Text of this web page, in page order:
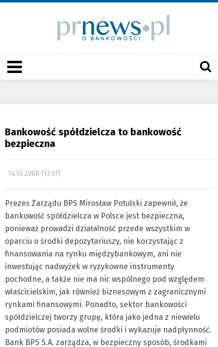
Bankowość spółdzielcza to bankowość
bezpieczna
14.10.2008 (13:57)
Prezes Zarządu BPS Mirosław Potulski zapewnił, że
bankowość spółdzielcza w Polsce jest bezpieczna,
ponieważ prowadzi działalność przede wszystkim w
oparciu o środki depozytariuszy, nie korzystając z
finansowania na rynku międzybankowym, ani nie
inwestując nadwyżek w ryzykowne instrumenty
pochodne, a także nie ma nic wspólnego pod względem
właścicielskim, jak również biznesowym z zagranicznymi
rynkami finansowymi. Ponadto, sektor bankowości
spółdzielczej tworzy grupę, która jako jedna z niewielu
podmiotów posiada wolne środki i wykazuje nadpłynność.
Bank BPS S.A. zarządza, w bezpieczny sposób, środkami